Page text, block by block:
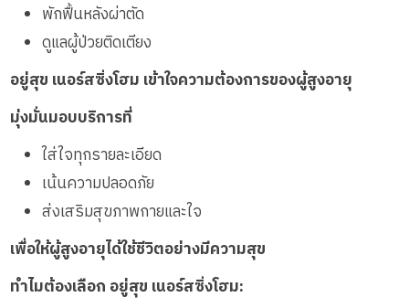
พักฟื้นหลังผ่าตัด
ดูแลผู้ป่วยติดเตียง
อยู่สุข เนอร์สซิ่งโฮม เข้าใจความต้องการของผู้สูงอายุ
มุ่งมั่นมอบบริการที่
ใส่ใจทุกรายละเอียด
เน้นความปลอดภัย
ส่งเสริมสุขภาพกายและใจ
เพื่อให้ผู้สูงอายุได้ใช้ชีวิตอย่างมีความสุข
ทำไมต้องเลือก อยู่สุข เนอร์สซิ่งโฮม: